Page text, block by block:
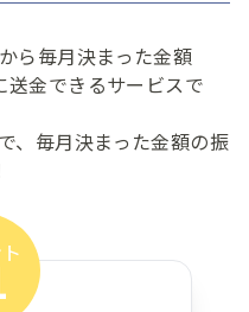
ら毎月決まった金額
送金できるサービスで
、毎月決まった金額の振